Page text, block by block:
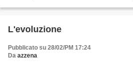
L'evoluzione
Pubblicato su 28/02/PM 17:24
Da azzena